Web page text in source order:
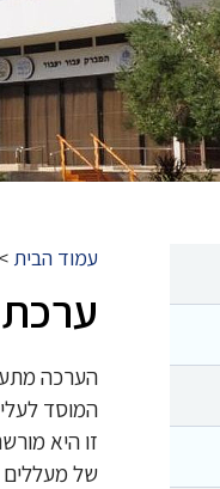
עמוד הבית >
הערכה
המוסד
זו היא
של מעללים